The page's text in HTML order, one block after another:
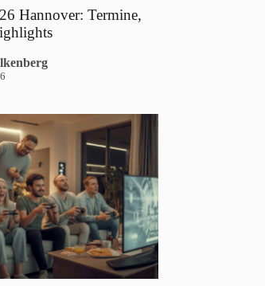
Hannover: Termine,